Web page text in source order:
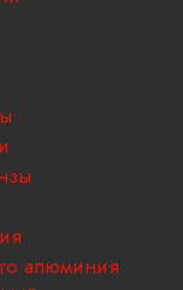
алюминия